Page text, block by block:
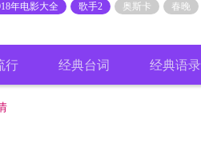
年电影大全 歌手2 奥斯卡
春晚
行 经典台词 经典语录